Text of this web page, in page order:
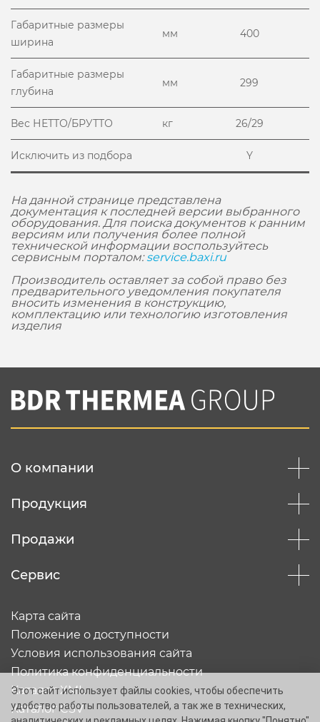
Габаритные размеры
ширина
мм 400
Габаритные размеры
глубина
мм 299
Вес НЕТТО/БРУТТО кг 26/29
Исключить из подбора Y
На данной странице представлена
документация к последней версии выбранного
оборудования. Для поиска документов к ранним
версиям или получения более полной
технической информации воспользуйтесь
сервисным порталом:service.baxi.ru
Производитель оставляет за собой право без
предварительного уведомления покупателя
вносить изменения в конструкцию,
комплектацию или технологию изготовления
изделия
О компании
Продукция
Продажи
Сервис
Карта сайта
Положение о доступности
Условия использования сайта
Политика конфиденциальности
Каталог XML
Каталог CSV
Этот сайт использует файлы cookies, чтобы обеспечить
удобство работы пользователей, а так же в технических,